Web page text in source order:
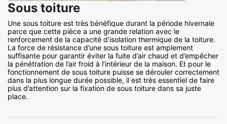
Sous toiture
Une sous toiture est très bénéfique durant la période hivernale
parce que cette pièce a une grande relation avec le
renforcement de la capacité d’isolation thermique de la toiture.
La force de résistance d’une sous toiture est amplement
suffisante pour garantir éviter la fuite d’air chaud et d’empêcher
la pénétration de l’air froid à l’intérieur de la maison. Et pour le
fonctionnement de sous toiture puisse se dérouler correctement
dans la plus longue durée possible, il est très essentiel de faire
plus d’attention sur la fixation de sous toiture dans sa juste
place.